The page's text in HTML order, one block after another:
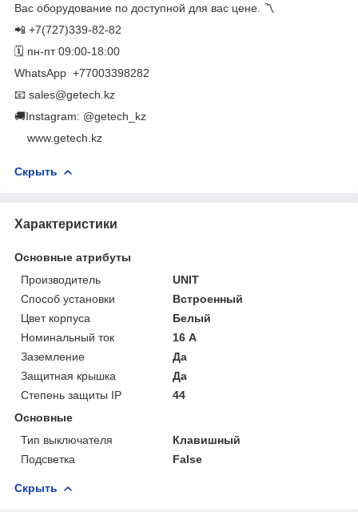
Вас оборудование по доступной для вас цене. 〽️
📲 +7(727)339-82-82
🗓 пн-пт 09:00-18:00
WhatsApp ​ +77003398282
📧 sales@getech.kz
🚚Instagram: @getech_kz
​ ​ ​ ​ www.getech.kz
Скрыть
Характеристики
Основные атрибуты
Производитель
UNIT
Способ установки
Встроенный
Цвет корпуса
Белый
Номинальный ток
16 А
Заземление
Да
Защитная крышка
Да
Степень защиты IP
44
Основные
Тип выключателя
Клавишный
Подсветка
False
Скрыть